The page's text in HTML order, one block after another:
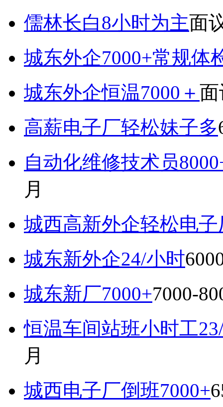
儒林长白8小时为主面
城东外企7000+常规体
城东外企恒温7000＋
高薪电子厂轻松妹子多
自动化维修技术员
月
城西高新外企轻松电子
城东新外企24/小时
城东新厂7000+7000-
恒温车间站班小时工
月
城西电子厂倒班7000+